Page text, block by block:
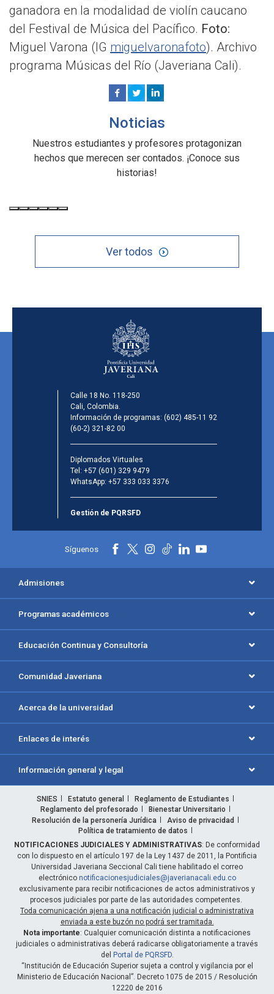
ganadora en la modalidad de violín caucano
del Festival de Música del Pacífico. Foto:
Miguel Varona (IG miguelvaronafoto). Archivo
programa Músicas del Río (Javeriana Cali).
Noticias
Nuestros estudiantes y profesores protagonizan
hechos que merecen ser contados. ¡Conoce sus
historias!
Ver todos
Calle 18 No. 118-250
Cali, Colombia.
Información de programas: (602) 485-11 92
(60-2) 321-82 00
Diplomados Virtuales
Tel: +57 (601) 329 9479
WhatsApp: +57 333 033 3376
Gestión de PQRSFD
Síguenos
Admisiones
Programas académicos
Educación Continua y Consultoría
Comunidad Javeriana
Acerca de la universidad
Enlaces de interés
Información general y legal
SNIES Estatuto general
Reglamento de Estudiantes
Reglamento del profesorado
Bienestar Universitario
Resolución de la personería Jurídica
Aviso de privacidad
Política de tratamiento de datos
NOTIFICACIONES JUDICIALES Y ADMINISTRATIVAS: De conformidad
con lo dispuesto en el artículo 197 de la Ley 1437 de 2011, la Pontificia
Universidad Javeriana Seccional Cali tiene habilitado el correo
electrónico notificacionesjudiciales@javerianacali.edu.co
exclusivamente para recibir notificaciones de actos administrativos y
procesos judiciales por parte de las autoridades competentes.
Toda comunicación ajena a una notificación judicial o administrativa
enviada a este buzón no podrá ser tramitada.
Nota importante: Cualquier comunicación distinta a notificaciones
judiciales o administrativas deberá radicarse obligatoriamente a través
del Portal de PQRSFD.
“Institución de Educación Superior sujeta a control y vigilancia por el
Ministerio de Educación Nacional”. Decreto 1075 de 2015 / Resolución
12220 de 2016